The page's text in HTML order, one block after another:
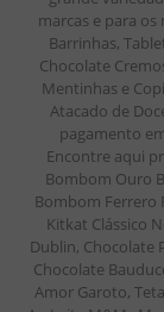
marcas e para
Barrinhas,
Chocolate
Mentinhas e
Atacado de
pagamento
Encontre aqui
Bombom Ouro
Bombom Ferrero
Kitkat Clássico
Dublin, Chocolate
Chocolate
Amor Garoto,